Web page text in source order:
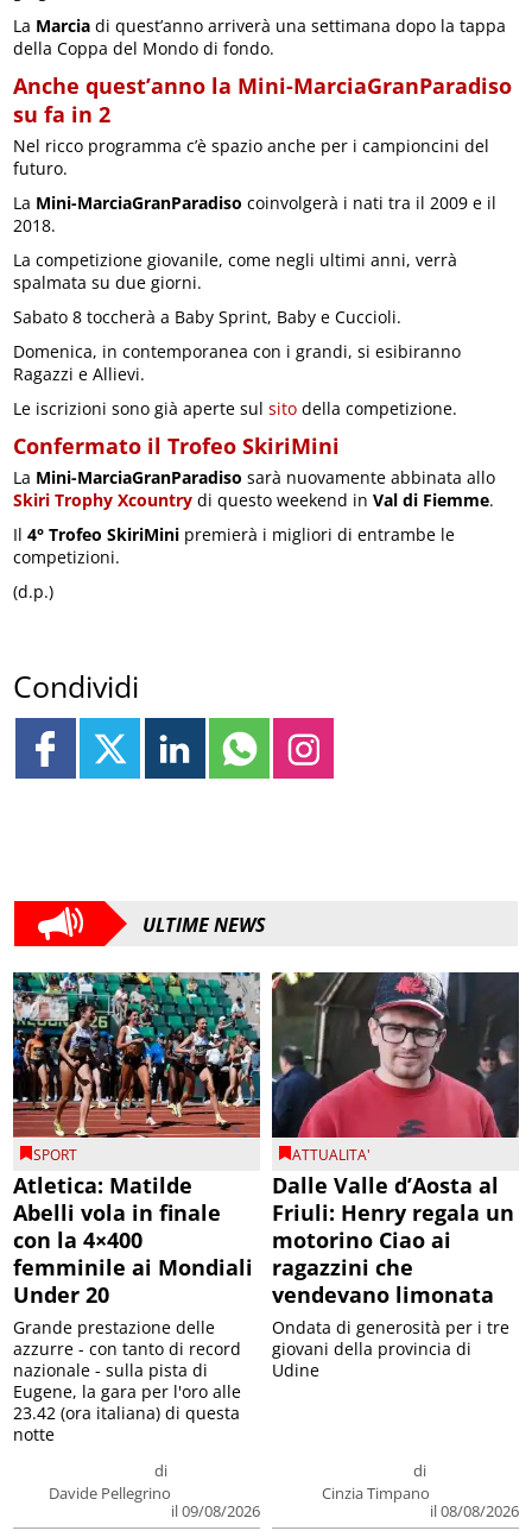
La Marcia di quest’anno arriverà una settimana dopo la tappa
della Coppa del Mondo di fondo.
Anche quest’anno la Mini-MarciaGranParadiso
su fa in 2
Nel ricco programma c’è spazio anche per i campioncini del
futuro.
La Mini-MarciaGranParadiso coinvolgerà i nati tra il 2009 e il
2018.
La competizione giovanile, come negli ultimi anni, verrà
spalmata su due giorni.
Sabato 8 toccherà a Baby Sprint, Baby e Cuccioli.
Domenica, in contemporanea con i grandi, si esibiranno
Ragazzi e Allievi.
Le iscrizioni sono già aperte sulsito della competizione.
Confermato il Trofeo SkiriMini
La Mini-MarciaGranParadiso sarà nuovamente abbinata allo
Skiri Trophy Xcountry di questo weekend inVal di Fiemme.
Il4° Trofeo SkiriMini premierà i migliori di entrambe le
competizioni.
(d.p.)
Condividi
ULTIME NEWS
SPORT
Atletica: Matilde
Abelli vola in finale
con la 4×400
femminile ai Mondiali
Under 20
di
Davide Pellegrino
il 09/08/2026
Grande prestazione delle
azzurre - con tanto di record
nazionale - sulla pista di
Eugene, la gara per l'oro alle
23.42 (ora italiana) di questa
notte
ATTUALITA'
Dalle Valle d’Aosta al
Friuli: Henry regala un
motorino Ciao ai
ragazzini che
vendevano limonata
di
Cinzia Timpano
il 08/08/2026
Ondata di generosità per i tre
giovani della provincia di
Udine